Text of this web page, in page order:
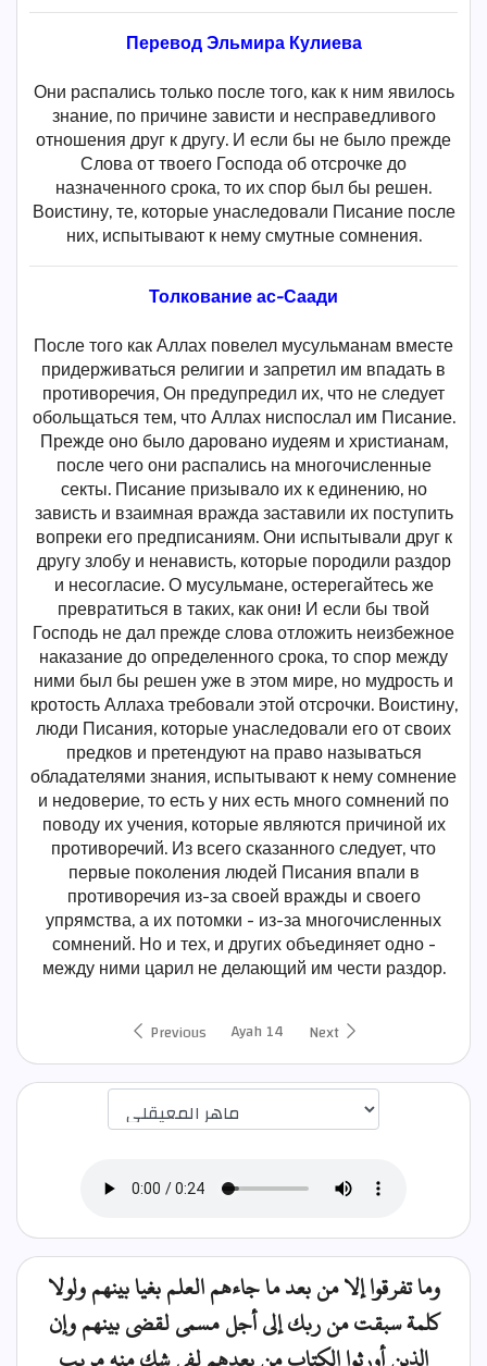
Перевод Эльмира Кулиева
Они распались только после того, как к ним явилось
знание, по причине зависти и несправедливого
отношения друг к другу. И если бы не было прежде
Слова от твоего Господа об отсрочке до
назначенного срока, то их спор был бы решен.
Воистину, те, которые унаследовали Писание после
них, испытывают к нему смутные сомнения.
Толкование ас-Саади
После того как Аллах повелел мусульманам вместе
придерживаться религии и запретил им впадать в
противоречия, Он предупредил их, что не следует
обольщаться тем, что Аллах ниспослал им Писание.
Прежде оно было даровано иудеям и христианам,
после чего они распались на многочисленные
секты. Писание призывало их к единению, но
зависть и взаимная вражда заставили их поступить
вопреки его предписаниям. Они испытывали друг к
другу злобу и ненависть, которые породили раздор
и несогласие. О мусульмане, остерегайтесь же
превратиться в таких, как они! И если бы твой
Господь не дал прежде слова отложить неизбежное
наказание до определенного срока, то спор между
ними был бы решен уже в этом мире, но мудрость и
кротость Аллаха требовали этой отсрочки. Воистину,
люди Писания, которые унаследовали его от своих
предков и претендуют на право называться
обладателями знания, испытывают к нему сомнение
и недоверие, то есть у них есть много сомнений по
поводу их учения, которые являются причиной их
противоречий. Из всего сказанного следует, что
первые поколения людей Писания впали в
противоречия из-за своей вражды и своего
упрямства, а их потомки - из-за многочисленных
сомнений. Но и тех, и других объединяет одно -
между ними царил не делающий им чести раздор.
Previous Ayah 14 Next
اختيار قارئ الآية
وما تفرقوا إلا من بعد ما جاءهم العلم بغيا بينهم ولولا
كلمة سبقت من ربك إلى أجل مسمى لقضي بينهم وإن